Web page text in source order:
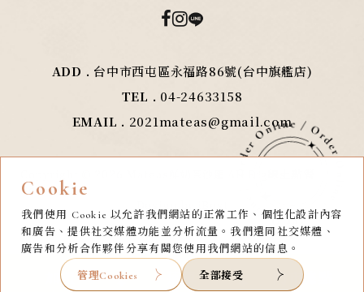
ADD . 台中市西屯區永福路86號(台中旗艦店)
TEL . 04-24633158
EMAIL . 2021mateas@gmail.com
Reserved.
加盟 菜單 門市據點
Cookie
我們使用 Cookie 以允許我們網站的正常工作、個性化設計內容
和廣告、提供社交媒體功能並分析流量。我們還同社交媒體、
廣告和分析合作夥伴分享有關您使用我們網站的信息。
管理Cookies 全部接受